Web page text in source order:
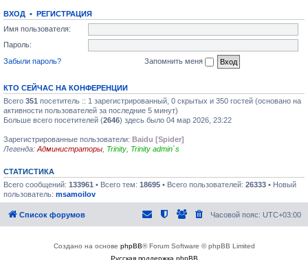
ВХОД • РЕГИСТРАЦИЯ
Имя пользователя:
Пароль:
Забыли пароль?
Запомнить меня
КТО СЕЙЧАС НА КОНФЕРЕНЦИИ
Всего 351 посетитель :: 1 зарегистрированный, 0 скрытых и 350 гостей (основано на
активности пользователей за последние 5 минут)
Больше всего посетителей (2646) здесь было 04 мар 2026, 23:22
Зарегистрированные пользователи: Baidu [Spider]
Легенда: Администраторы Trinity Trinity admin`s
СТАТИСТИКА
Всего сообщений: 133961 • Всего тем: 18695 • Всего пользователей: 26333 • Новый
пользователь: msamoilov
Список форумов Часовой пояс: UTC+03:00
Создано на основе phpBB® Forum Software © phpBB Limited
Русская поддержка phpBB